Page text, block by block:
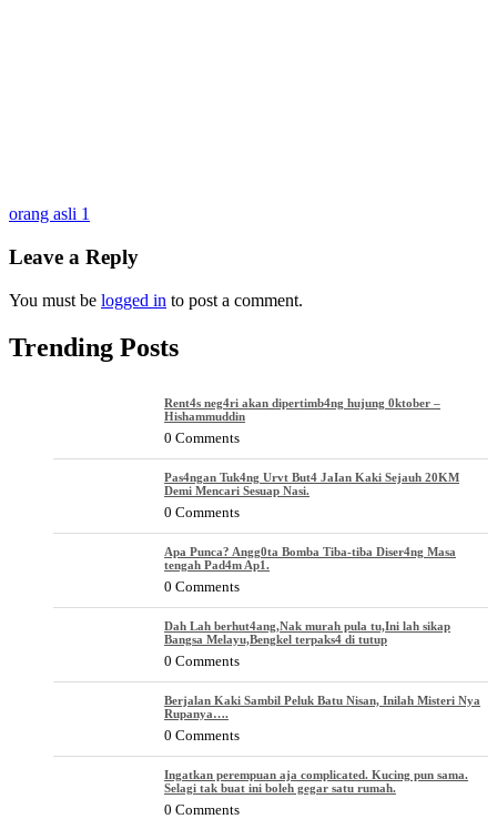
Post
navigation
orang asli 1
Leave a Reply
You must be logged in to post a comment.
Trending Posts
Rent4s neg4ri akan dipertimb4ng hujung 0ktober –
Hishammuddin
0 Comments
Pas4ngan Tuk4ng Urvt But4 JaIan Kaki Sejauh 20KM
Demi Mencari Sesuap Nasi.
0 Comments
Apa Punca? Angg0ta Bomba Tiba-tiba Diser4ng Masa
tengah Pad4m Ap1.
0 Comments
Dah Lah berhut4ang,Nak murah pula tu,Ini lah sikap
Bangsa Melayu,Bengkel terpaks4 di tutup
0 Comments
Berjalan Kaki Sambil Peluk Batu Nisan, Inilah Misteri Nya
Rupanya….
0 Comments
Ingatkan perempuan aja complicated. Kucing pun sama.
Selagi tak buat ini boleh gegar satu rumah.
0 Comments